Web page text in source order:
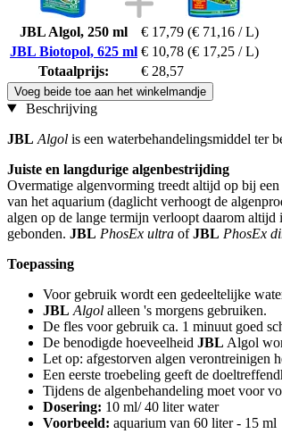
JBL Algol, 250 ml € 17,79 (€ 71,16 / L)
JBL Biotopol, 625 ml € 10,78 (€ 17,25 / L)
Totaalprijs:
€ 28,57
Voeg beide toe aan het winkelmandje
Beschrijving
JBL Algol is een waterbehandelingsmiddel ter
Juiste en langdurige algenbestrijding
Overmatige algenvorming treedt altijd op bij
van het aquarium (daglicht verhoogt de
algen op de lange termijn verloopt daarom
gebonden. JBL PhosEx ultra ofJBL PhosEx
Toepassing
Voor gebruik wordt een gedeeltelijke
JBL Algol alleen 's morgens gebruiken.
De fles voor gebruik ca. 1 minuut goed
De benodigde hoeveelheid JBL Algol
Let op: afgestorven algen verontreinigen
Een eerste troebeling geeft de
Tijdens de algenbehandeling moet voor
Dosering: 10 ml/ 40 liter water
Voorbeeld: aquarium van 60 liter - 15 ml